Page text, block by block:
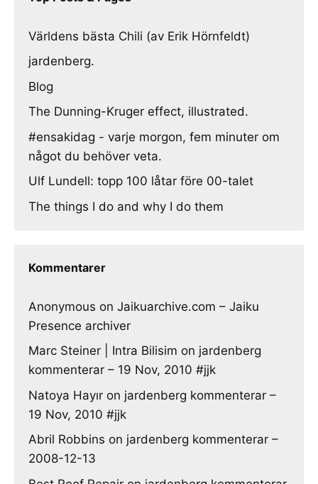
Världens bästa Chili (av Erik Hörnfeldt)
jardenberg.
Blog
The Dunning-Kruger effect, illustrated.
#ensakidag - varje morgon, fem minuter om
något du behöver veta.
Ulf Lundell: topp 100 låtar före 00-talet
The things I do and why I do them
Kommentarer
Anonymous on Jaikuarchive.com – Jaiku
Presence archiver
Marc Steiner | Intra Bilisim on jardenberg
kommenterar – 19 Nov, 2010 #jjk
Natoya Hayır on jardenberg kommenterar –
19 Nov, 2010 #jjk
Abril Robbins on jardenberg kommenterar –
2008-12-13